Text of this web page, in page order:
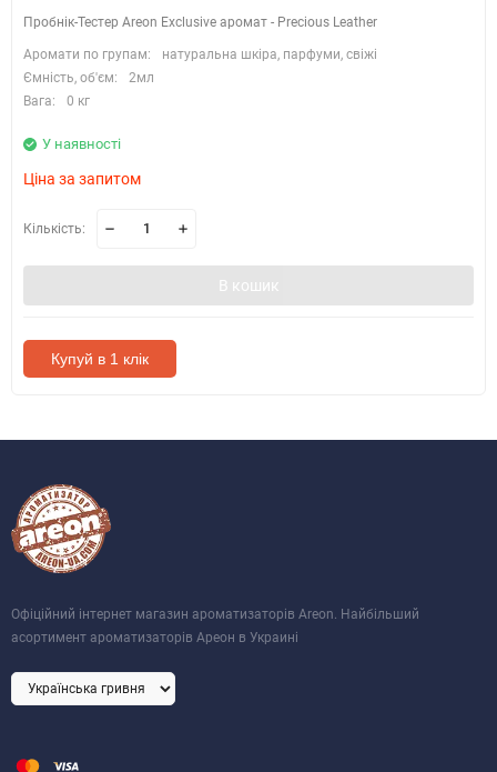
Пробнік-Тестер Areon Exclusive аромат - Precious Leather
Аромати по групам:
натуральна шкіра, парфуми, свіжі
Ємність, об'єм:
2мл
Вага:
0 кг
У наявності
Ціна за запитом
Кількість:
В кошик
Купуй в 1 клік
Офіційний інтернет магазин ароматизаторів Areon. Найбільший
асортимент ароматизаторів Ареон в Украині